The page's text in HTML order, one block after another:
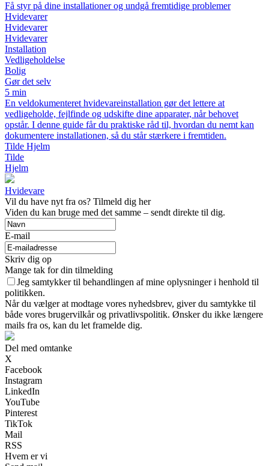
Få styr på dine installationer og undgå fremtidige problemer
Hvidevarer
Hvidevarer
Hvidevarer
Installation
Vedligeholdelse
Bolig
Gør det selv
5 min
En veldokumenteret hvidevareinstallation gør det lettere at
vedligeholde, fejlfinde og udskifte dine apparater, når behovet
opstår. I denne guide får du praktiske råd til, hvordan du nemt kan
dokumentere installationen, så du står stærkere i fremtiden.
Tilde Hjelm
Tilde
Hjelm
Hvidevare
Vil du have nyt fra os? Tilmeld dig her
Viden du kan bruge med det samme – sendt direkte til dig.
E-mail
Skriv dig op
Mange tak for din tilmelding
Jeg samtykker til behandlingen af mine oplysninger i henhold til
politikken.
Når du vælger at modtage vores nyhedsbrev, giver du samtykke til
både vores brugervilkår og privatlivspolitik. Ønsker du ikke længere
mails fra os, kan du let framelde dig.
Del med omtanke
X
Facebook
Instagram
LinkedIn
YouTube
Pinterest
TikTok
Mail
RSS
Hvem er vi